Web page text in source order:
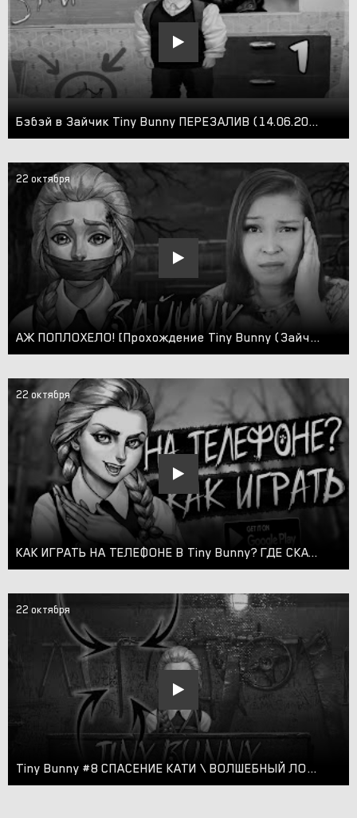
Бэбэй в Зайчик Tiny Bunny ПЕРЕЗАЛИВ (14.06.2023)
22 октября
АЖ ПОПЛОХЕЛО! [Прохождение Tiny Bunny (Зайчик). Четвертый эпизод] №5
22 октября
КАК ИГРАТЬ НА ТЕЛЕФОНЕ В Tiny Bunny? ГДЕ СКАЧАТЬ ЗАЙЧИКА НА АНДРОИД?
22 октября
Tiny Bunny #8 СПАСЕНИЕ КАТИ \ ВОЛШЕБНЫЙ ЛОМИК \ АВТОКЛИКЕР \ 4 ЭПИЗОД БЬЁМ КОПЫТОМ ОЗЕМЬ ЗАЙЧИК